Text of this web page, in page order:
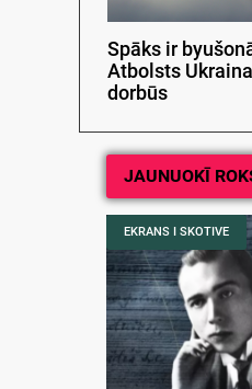
Spāks ir
Atbolsts
dorbūs
JAUNUOKĪ
EKRANS I SKOTIVE